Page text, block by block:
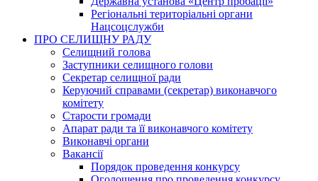
Регіональні територіальні органи
Нацсоцслужби
ПРО СЕЛИЩНУ РАДУ
Селищний голова
Заступники селищного голови
Секретар селищної ради
Керуючий справами (секретар) виконавчого
комітету
Старости громади
Апарат ради та її виконавчого комітету
Виконавчі органи
Вакансії
Порядок проведення конкурсу